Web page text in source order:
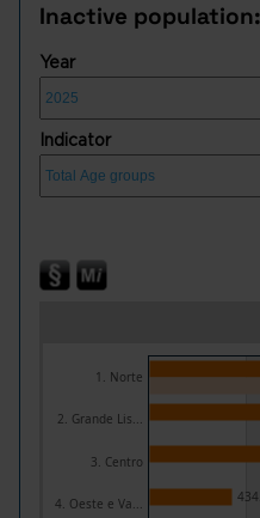
Inactive
Year
Indicator
1. Norte
2. Grande Lis...
3. Centro
4. Oeste e Va...